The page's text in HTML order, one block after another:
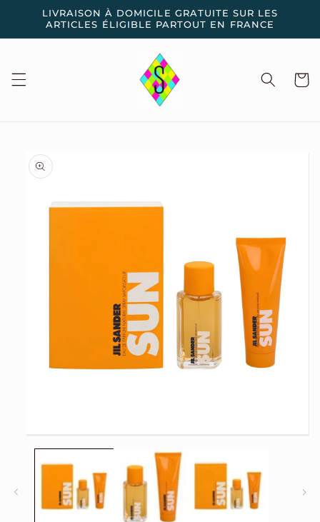
passer
contenu
LIVRAISON À DOMICILE GRATUITE SUR LES
ARTICLES ÉLIGIBLE PARTOUT EN FRANCE
Panier
Passer aux
informations
produits
média
modale